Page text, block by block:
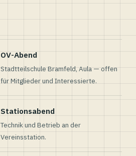
OV-Abend
Stadtteilschule Bramfeld, Aula — offen
für Mitglieder und Interessierte.
Stationsabend
Technik und Betrieb an der
Vereinsstation.